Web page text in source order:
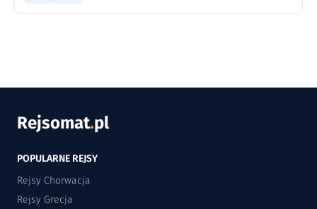
Rejsomat.pl
POPULARNE REJSY
Rejsy Chorwacja
Rejsy Grecja